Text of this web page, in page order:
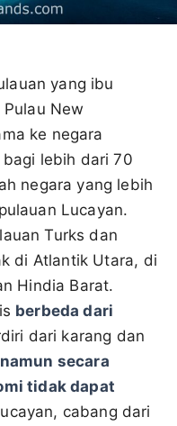
yang ibu
New
ke negara
lebih dari 70
negara yang lebih
Lucayan.
Turks dan
di Atlantik Utara, di
Hindia Barat.
berbeda dari
dari karang dan
namun secara
tidak dapat
cabang dari